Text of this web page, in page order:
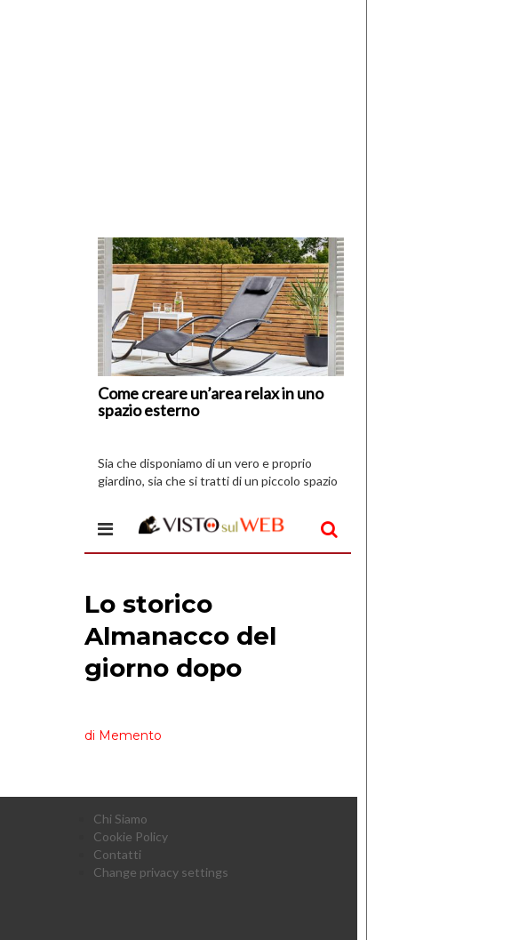
Come creare un’area relax in uno
spazio esterno
di
I
Vespri
Sia che disponiamo di un vero e proprio
giardino, sia che si tratti di un piccolo spazio
Chi Siamo
Cookie Policy
Contatti
Change privacy settings